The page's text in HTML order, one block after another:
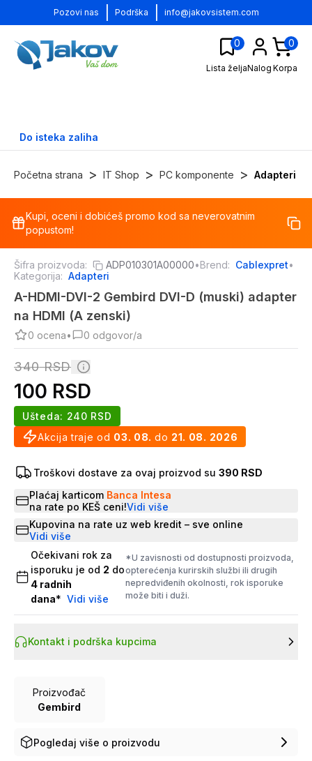
Pozovi nas Podrška info@jakovsistem.com
0
Lista željaNalog
0
Korpa
Do isteka zaliha
Početna strana > IT Shop > PC komponente > Adapteri
%
Kupi, oceni i dobićeš promo kod sa neverovatnim
popustom!
Šifra proizvoda: ADP010301A00000•Brend: Cablexpret•
Kategorija: Adapteri
A-HDMI-DVI-2 Gembird DVI-D (muski) adapter
na HDMI (A zenski)
0 ocena• 0 odgovor/a
340RSD
100 RSD
Akcija traje od 03. 08. do 21. 08. 2026
Ušteda: 240 RSD
Troškovi dostave za ovaj proizvod su 390 RSD
Plaćaj karticom Banca Intesa
na rate po KEŠ ceni!Vidi više
Kupovina na rate uz web kredit – sve online
Vidi više
Očekivani rok za
isporuku je od 2 do
4 radnih
dana* Vidi više
*U zavisnosti od dostupnosti proizvoda,
opterećenja kurirskih službi ili drugih
nepredviđenih okolnosti, rok isporuke
može biti i duži.
Kontakt i podrška kupcima
Proizvođač
Gembird
Pogledaj više o proizvodu